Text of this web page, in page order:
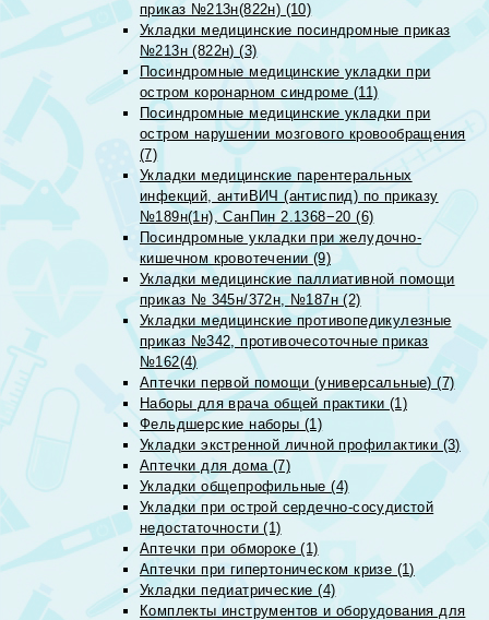
приказ №213н(822н) (10)
Укладки медицинские посиндромные приказ
№213н (822н) (3)
Посиндромные медицинские укладки при
остром коронарном синдроме (11)
Посиндромные медицинские укладки при
остром нарушении мозгового кровообращения
(7)
Укладки медицинские парентеральных
инфекций, антиВИЧ (антиспид) по приказу
№189н(1н), СанПин 2.1368−20 (6)
Посиндромные укладки при желудочно-
кишечном кровотечении (9)
Укладки медицинские паллиативной помощи
приказ № 345н/372н, №187н (2)
Укладки медицинские противопедикулезные
приказ №342, противочесоточные приказ
№162(4)
Аптечки первой помощи (универсальные) (7)
Наборы для врача общей практики (1)
Фельдшерские наборы (1)
Укладки экстренной личной профилактики (3)
Аптечки для дома (7)
Укладки общепрофильные (4)
Укладки при острой сердечно-сосудистой
недостаточности (1)
Аптечки при обмороке (1)
Аптечки при гипертоническом кризе (1)
Укладки педиатрические (4)
Комплекты инструментов и оборудования для